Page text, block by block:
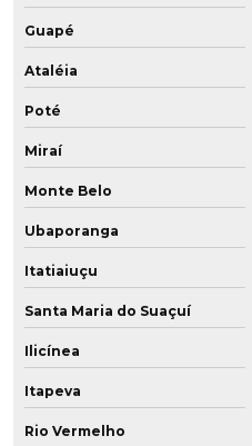
Guapé
Ataléia
Poté
Miraí
Monte Belo
Ubaporanga
Itatiaiuçu
Santa Maria do Suaçuí
Ilicínea
Itapeva
Rio Vermelho